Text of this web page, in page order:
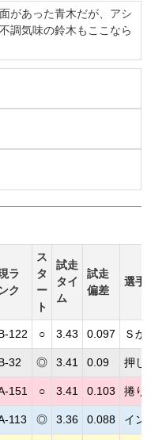
があった青木だが、アシ
調気味の鈴木もここなら
ラ
ンク
ス
タ
ー
ト
試走
タイ
ム
試走
偏差
選手
122 ○ 3.43 0.097 Ｓか
32 ◎ 3.41 0.09 押し
151 ○ 3.41 0.103 捲り
113 ◎ 3.36 0.088 イン